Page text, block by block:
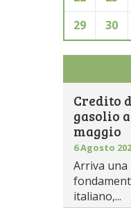
29
30
Credito
gasolio
maggio
6 Agosto
Arriva una
italiano,...